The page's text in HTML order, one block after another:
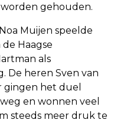
gehouden.
Muijen speelde
Haagse
als
De heren Sven van
gingen het duel
en wonnen veel
steeds meer druk te